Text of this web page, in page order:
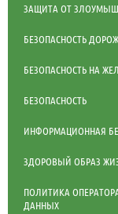
ЗАЩИТА ОТ
БЕЗОПАСНОСТЬ
БЕЗОПАСНОСТЬ НА
БЕЗОПАСНОСТЬ
ИНФОРМАЦИОННАЯ
ЗДОРОВЫЙ ОБРАЗ
ПОЛИТИКА
ДАННЫХ